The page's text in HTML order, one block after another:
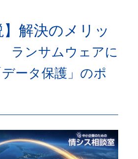
】解決のメリッ
ランサムウェアに
ータ保護」のポ